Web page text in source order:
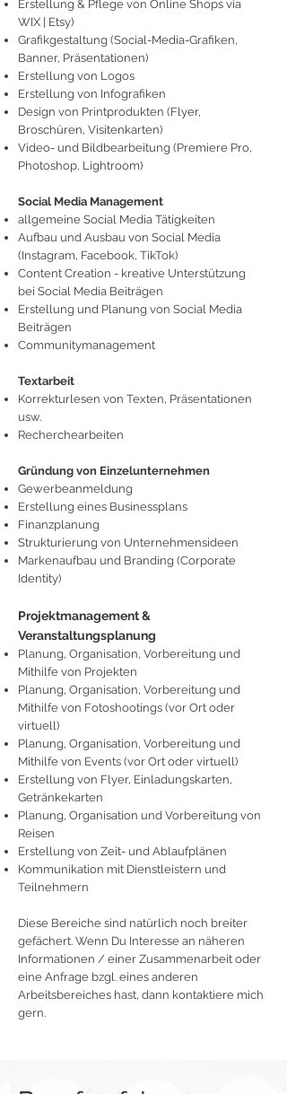
Erstellung & Pflege von Online Shops via
WIX | Etsy)
Grafikgestaltung (Social-Media-Grafiken,
Banner, Präsentationen)
Erstellung von Logos
Erstellung von Infografiken
Design von Printprodukten (Flyer,
Broschüren, Visitenkarten)
Video- und Bildbearbeitung (Premiere Pro,
Photoshop, Lightroom)
Social Media Management
allgemeine Social Media Tätigkeiten
Aufbau und Ausbau von Social Media
(Instagram, Facebook, TikTok)
Content Creation - kreative Unterstützung
bei Social Media Beiträgen
Erstellung und Planung von Social Media
Beiträgen
Communitymanagement
Textarbeit​
Korrekturlesen von Texten, Präsentationen
usw.
Recherchearbeiten
Gründung von Einzelunternehmen
Gewerbeanmeldung
Erstellung eines Businessplans
Finanzplanung
Strukturierung von Unternehmensideen
Markenaufbau und Branding (Corporate
Identity)
Projektmanagement &
Veranstaltungsplanung
Planung, Organisation, Vorbereitung und
Mithilfe von Projekten
Planung, Organisation, Vorbereitung und
Mithilfe von Fotoshootings (vor Ort oder
virtuell)
Planung, Organisation, Vorbereitung und
Mithilfe von Events (vor Ort oder virtuell)
Erstellung von Flyer, Einladungskarten,
Getränkekarten
Planung, Organisation und Vorbereitung von
Reisen
Erstellung von Zeit- und Ablaufplänen
Kommunikation mit Dienstleistern und
Teilnehmern
Diese Bereiche sind natürlich noch breiter
gefächert. Wenn Du Interesse an näheren
Informationen / einer Zusammenarbeit oder
eine Anfrage bzgl. eines anderen
Arbeitsbereiches hast, dann kontaktiere mich
gern.